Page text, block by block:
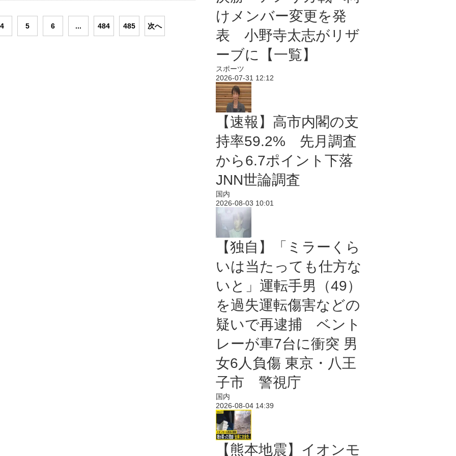
4 5 6 ... 484 485 次へ
けメンバー変更を発
表 小野寺太志がリザ
ーブに【一覧】
スポーツ
2026-07-31 12:12
【速報】高市内閣の支
持率59.2% 先月調査
から6.7ポイント下落
JNN世論調査
国内
2026-08-03 10:01
【独自】「ミラーくら
いは当たっても仕方な
いと」運転手男（49）
を過失運転傷害などの
疑いで再逮捕 ベント
レーが車7台に衝突 男
女6人負傷 東京・八王
子市 警視庁
国内
2026-08-04 14:39
【熊本地震】イオンモ